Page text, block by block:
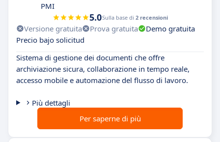
PMI
5.0Sulla base di 2 recensioni
Versione gratuita Prova gratuita
Demo gratuita
Precio bajo solicitud
Sistema di gestione dei documenti che offre
archiviazione sicura, collaborazione in tempo reale,
accesso mobile e automazione del flusso di lavoro.
Più dettagli
Per saperne di più